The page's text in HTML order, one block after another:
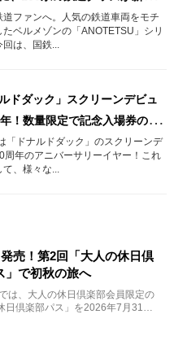
道ファンへ。人気の鉄道車両をモチ
たベルメゾンの「ANOTETSU」シリ
は、国鉄...
ルドダック」スクリーンデビュ
！数量限定で記念入場券の予
「ドナルドダック」のスクリーンデ
周年のアニバーサリーイヤー！これ
、様々な...
売！第2回「大人の休日倶
」で初秋の旅へ
は、大人の休日倶楽部会員限定の
日倶楽部パス」を2026年7月31日